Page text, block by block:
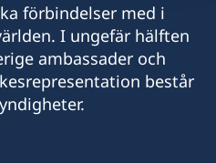
förbindelser med i
I ungefär hälften
ambassader och
består